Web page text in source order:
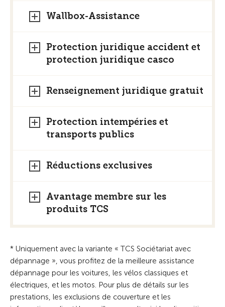
Wallbox-Assistance
Protection juridique accident et
protection juridique casco
Renseignement juridique gratuit
Protection intempéries et
transports publics
Réductions exclusives
Avantage membre sur les
produits TCS
* Uniquement avec la variante « TCS Sociétariat avec
dépannage », vous profitez de la meilleure assistance
dépannage pour les voitures, les vélos classiques et
électriques, et les motos. Pour plus de détails sur les
prestations, les exclusions de couverture et les